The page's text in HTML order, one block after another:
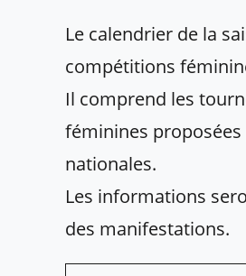
Le calendrier de la
compétitions
Il comprend les
féminines
nationales.
Les informations
des manifestations.